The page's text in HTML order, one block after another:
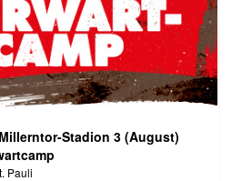
Stadion 3 (August)
Pauli